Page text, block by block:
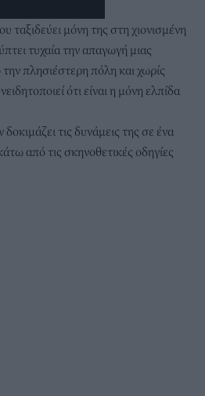
ταξιδεύει μόνη της στη χιονισμένη
τυχαία την απαγωγή μιας
πλησιέστερη πόλη και χωρίς
ότι είναι η μόνη ελπίδα
τις δυνάμεις της σε ένα
από τις σκηνοθετικές οδηγίες